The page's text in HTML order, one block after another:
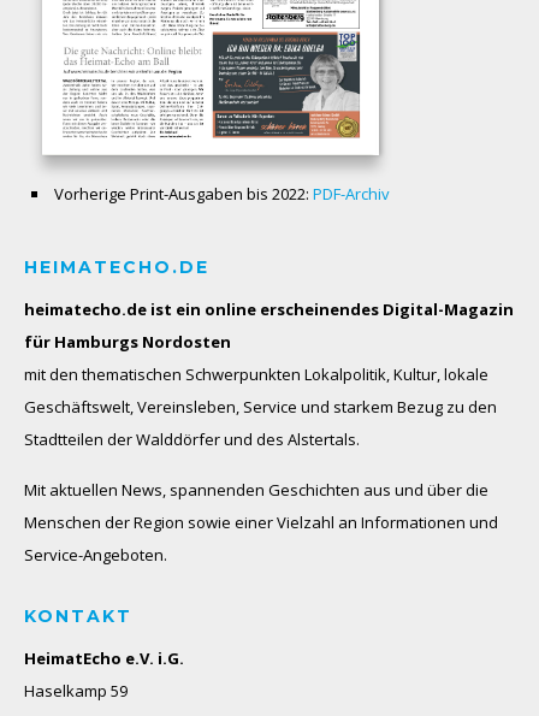
Vorherige Print-Ausgaben bis 2022: PDF-Archiv
HEIMATECHO.DE
heimatecho.de ist ein online erscheinendes Digital-Magazin
für Hamburgs Nordosten
mit den thematischen Schwerpunkten Lokalpolitik, Kultur, lokale
Geschäftswelt, Vereinsleben, Service und starkem Bezug zu den
Stadtteilen der Walddörfer und des Alstertals.
Mit aktuellen News, spannenden Geschichten aus und über die
Menschen der Region sowie einer Vielzahl an Informationen und
Service-Angeboten.
KONTAKT
HeimatEcho e.V. i.G.
Haselkamp 59